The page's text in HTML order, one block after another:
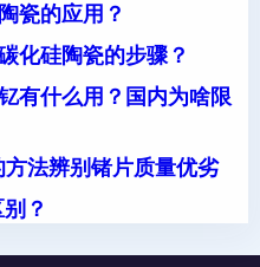
瓷的应用？
化硅陶瓷的步骤？
有什么用？国内为啥限
法辨别锗片质量优劣
？